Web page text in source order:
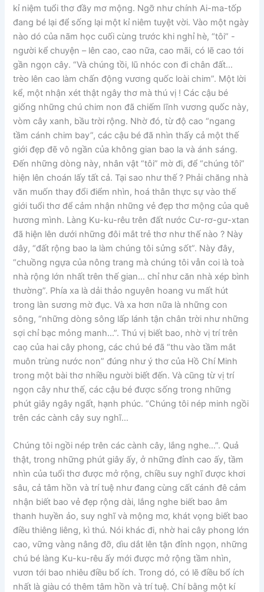
kỉ niệm tuổi thơ đầy mơ mộng. Ngỡ như chính Ai-ma-tốp
đang bé lại để sống lại một kỉ niêm tuyệt vời. Vào một ngày
nào dó của nãm học cuối cùng trước khi nghỉ hè, “tôi” -
người kể chuyện – lên cao, cao nữa, cao mãi, có lẽ cao tới
gần ngọn cây. “Và chúng tồi, lũ nhóc con đi chân đất…
trèo lên cao làm chấn động vương quốc loài chim”. Một lời
kể, một nhận xét thật ngây thơ mà thú vị ! Các cậu bé
giống những chú chim non đã chiếm lĩnh vương quốc này,
vòm cây xanh, bầu trời rộng. Nhờ đó, từ độ cao “ngang
tầm cánh chim bay”, các cậu bé đã nhìn thấy cả một thế
giới đẹp đẽ vô ngần của không gian bao la và ánh sáng.
Đến những dòng này, nhân vật “tôi” mờ đi, để “chúng tôi”
hiện lên choán lấy tất cả. Tại sao như thế ? Phải chăng nhà
văn muốn thay đổi điểm nhìn, hoá thân thực sự vào thế
giới tuổi thơ để cảm nhận những vẻ đẹp thơ mộng của quê
hương mình. Làng Ku-ku-rêu trên đất nước Cư-rơ-gư-xtan
đã hiện lên dưới những đôi mắt trẻ thơ như thế nào ? Này
dây, “đất rộng bao la làm chúng tôi sửng sốt”. Này đây,
“chuồng ngựa của nông trang mà chúng tôi vẫn coi là toà
nhà rộng lớn nhất trên thế gian… chỉ như căn nhà xép bình
thường”. Phía xa là dải thảo nguyên hoang vu mất hút
trong làn sương mờ đục. Và xa hơn nữa là những con
sông, “những dòng sông lấp lánh tận chân trời như những
sợi chỉ bạc mỏng manh…”. Thú vị biết bao, nhờ vị trí trên
caọ của hai cây phong, các chú bé đã “thu vào tầm mắt
muôn trùng nước non” đúng như ý thơ của Hồ Chí Minh
trong một bài thơ nhiều người biết đến. Và cũng từ vị trí
ngọn cây như thế, các cậu bé được sống trong những
phút giây ngây ngất, hạnh phúc. “Chúng tôi nép minh ngồi
trên các cành cây suy nghĩ…
Chúng tôi ngồi nép trên các cành cây, lắng nghe…”. Quả
thật, trong những phút giây ấy, ở những đỉnh cao ấy, tầm
nhìn của tuổi thơ được mở rộng, chiều suy nghĩ được khơi
sâu, cả tâm hồn và trí tuệ như đang cùng cất cánh đê cảm
nhận biết bao vẻ đẹp rộng dài, lắng nghe biết bao âm
thanh huyền ảo, suy nghĩ và mộng mơ, khát vọng biết bao
điều thiêng liêng, kì thú. Nói khác đi, nhờ hai cây phong lớn
cao, vững vàng nâng đỡ, dìu dắt lên tận đỉnh ngọn, những
chú bé làng Ku-ku-rêu ấy mới được mở rộng tầm nhìn,
vươn tới bao nhiêu điều bổ ích. Trong dó, có lẽ điều bổ ích
nhất là giàu có thêm tâm hồn và trí tuệ. Chí bằng một kí